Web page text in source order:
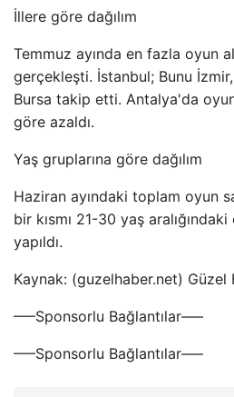
İllere göre dağılım
Temmuz ayında en fazla oyun
gerçekleşti. İstanbul; Bunu
Bursa takip etti. Antalya'da
göre azaldı.
Yaş gruplarına göre dağılım
Haziran ayındaki toplam oyun
bir kısmı 21-30 yaş
yapıldı.
Kaynak: (guzelhaber.net) Güzel
—–Sponsorlu Bağlantılar—–
—–Sponsorlu Bağlantılar—–